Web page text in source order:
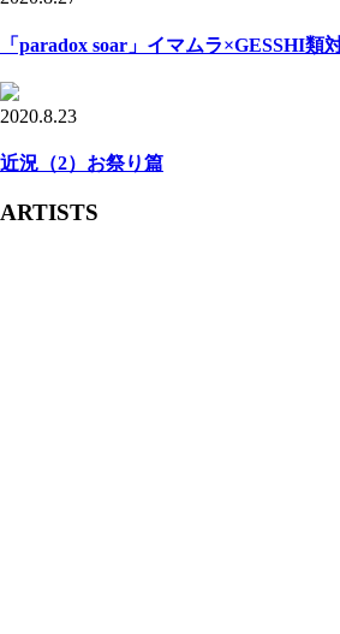
「paradox soar」イマムラ×GESSHI類
2020.8.23
近況（2）お祭り篇
ARTISTS